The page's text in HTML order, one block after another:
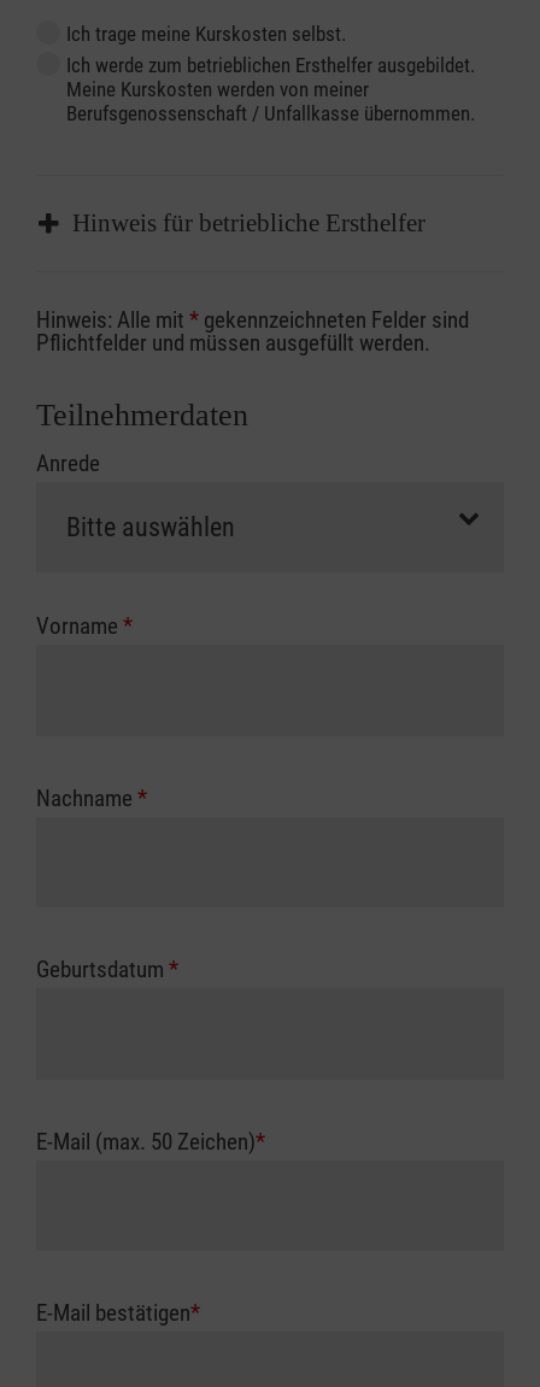
Ich trage meine Kurskosten selbst.
Ich werde zum betrieblichen Ersthelfer ausgebildet.
Meine Kurskosten werden von meiner
Berufsgenossenschaft / Unfallkasse übernommen.
Hinweis für betriebliche Ersthelfer
Sofern Sie ein Kostenübernahmeverfahren
Ihrer Berufsgenossenschaft / Unfallkasse
Abrechnungsunterlagen spätestens zu
erfolgt eine Abrechnung der vollen Kursgebühr
Die notwendigen Formulare für die
zuständigen Berufsgenossenschaft oder
Hinweis: Alle mit * gekennzeichneten Felder sind
Pflichtfelder und müssen ausgefüllt werden.
Teilnehmerdaten
Anrede
Vorname *
Nachname *
Geburtsdatum *
E-Mail (max. 50 Zeichen)*
E-Mail bestätigen*